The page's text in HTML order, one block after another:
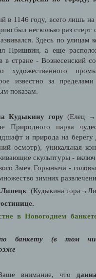
в 1146 году, всего лишь
был несколько раз стерт
Здесь по улицам
Пришвин, а еще
стране - Вознесенский
художественного
известно за
показам.
Кудыкину гору (Елец →
Природного парка
и природа на берегу
осмотр), уникальная
скульптуры -
Змея Горыныча - головы
зимних
(Кудыкина
в Новогоднем
банкету (в том
внимание, что